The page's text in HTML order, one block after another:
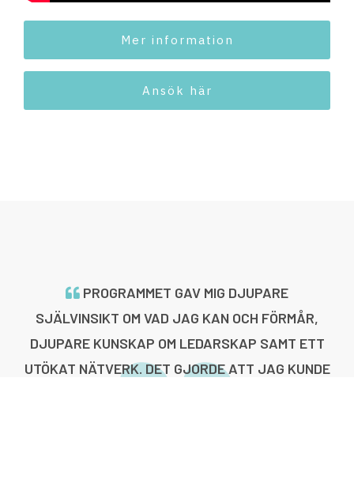
Mer information
Ansök här
PROGRAMMET GAV MIG DJUPARE
SJÄLVINSIKT OM VAD JAG KAN OCH FÖRMÅR,
DJUPARE KUNSKAP OM LEDARSKAP SAMT ETT
UTÖKAT NÄTVERK. DET GJORDE ATT JAG KUNDE